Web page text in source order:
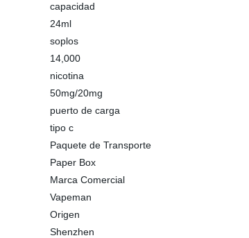
capacidad
24ml
soplos
14,000
nicotina
50mg/20mg
puerto de carga
tipo c
Paquete de Transporte
Paper Box
Marca Comercial
Vapeman
Origen
Shenzhen